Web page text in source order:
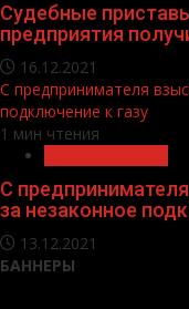
Судебные
предприятия
16.12.2021
С предпринимателя
подключение к газу
1 мин чтения
С
за незаконное
13.12.2021
БАННЕРЫ